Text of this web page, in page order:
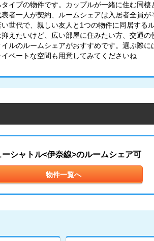
タイプの物件です。カップルが一緒に住む同
表者一人が契約、ルームシェアは入居者全員が
い世代で、親しい友人と1つの物件に同居する
抑えたいけど、広い部屋に住みたい方、交通
イルのルームシェアがおすすめです。選ぶ際
イベートな空間も用意してみてくださいね
ーシャトル<伊奈線>のルームシェア可
物件一覧へ